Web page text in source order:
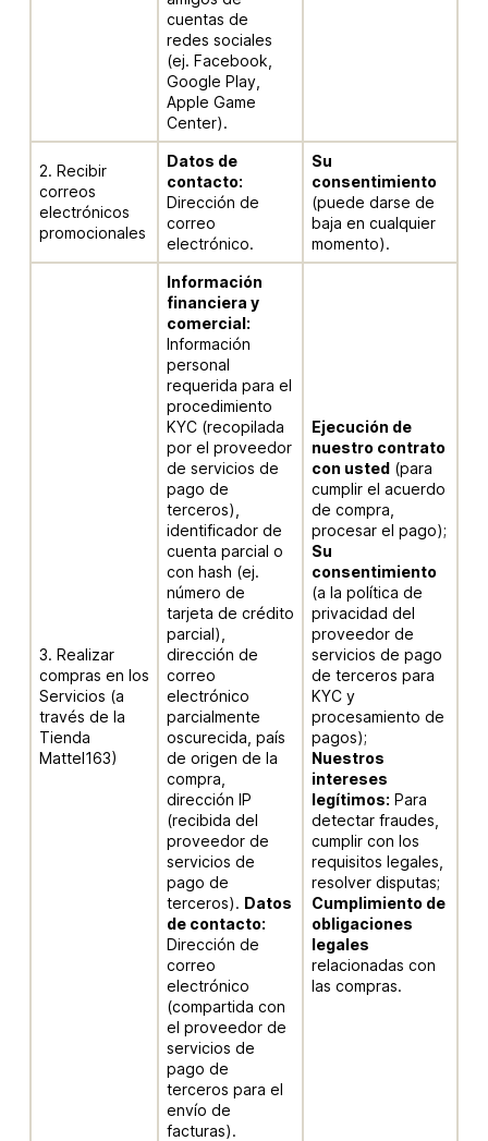
cuentas de
redes sociales
(ej. Facebook,
Google Play,
Apple Game
Center).
2. Recibir
correos
electrónicos
promocionales
Datos de
contacto:
Dirección de
correo
electrónico.
Su
consentimiento
(puede darse de
baja en cualquier
momento).
3. Realizar
compras en los
Servicios (a
través de la
Tienda
Mattel163)
Información
financiera y
comercial:
Información
personal
requerida para el
procedimiento
KYC (recopilada
por el proveedor
de servicios de
pago de
terceros),
identificador de
cuenta parcial o
con hash (ej.
número de
tarjeta de crédito
parcial),
dirección de
correo
electrónico
parcialmente
oscurecida, país
de origen de la
compra,
dirección IP
(recibida del
proveedor de
servicios de
pago de
terceros). Datos
de contacto:
Dirección de
correo
electrónico
(compartida con
el proveedor de
servicios de
pago de
terceros para el
envío de
facturas).
Ejecución de
nuestro contrato
con usted(para
cumplir el acuerdo
de compra,
procesar el pago);
Su
consentimiento
(a la política de
privacidad del
proveedor de
servicios de pago
de terceros para
KYC y
procesamiento de
pagos);
Nuestros
intereses
legítimos: Para
detectar fraudes,
cumplir con los
requisitos legales,
resolver disputas;
Cumplimiento de
obligaciones
legales
relacionadas con
las compras.